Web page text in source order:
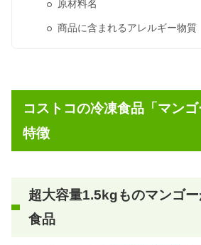
原材料名
商品に含まれるアレルギー物質
コストコの冷凍食品「マン
特徴
超大容量1.5kgものマンゴ
食品